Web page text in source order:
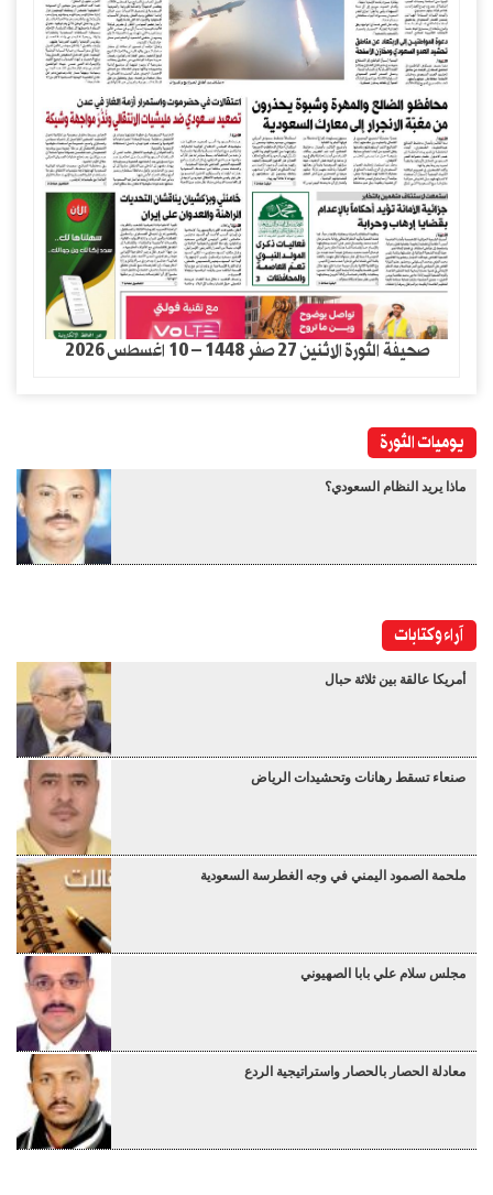
صحيفة الثورة الاثنين 27 صفر 1448 – 10 اغسطس 2026
يوميات الثورة
ماذا يريد النظام السعودي؟
آراء وكتابات
أمريكا عالقة بين ثلاثة حبال
صنعاء تسقط رهانات وتحشيدات الرياض
ملحمة الصمود اليمني في وجه الغطرسة السعودية
مجلس سلام علي بابا الصهيوني
معادلة الحصار بالحصار واستراتيجية الردع